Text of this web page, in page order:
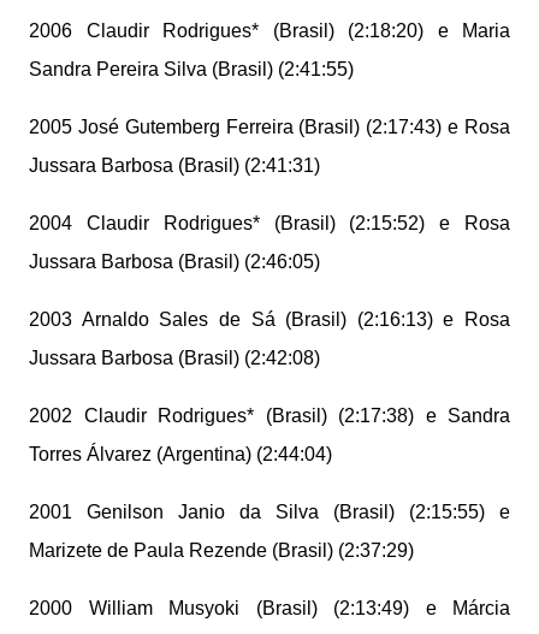
2006 Claudir Rodrigues* (Brasil) (2:18:20) e Maria
Sandra Pereira Silva (Brasil) (2:41:55)
2005 José Gutemberg Ferreira (Brasil) (2:17:43) e Rosa
Jussara Barbosa (Brasil) (2:41:31)
2004 Claudir Rodrigues* (Brasil) (2:15:52) e Rosa
Jussara Barbosa (Brasil) (2:46:05)
2003 Arnaldo Sales de Sá (Brasil) (2:16:13) e Rosa
Jussara Barbosa (Brasil) (2:42:08)
2002 Claudir Rodrigues* (Brasil) (2:17:38) e Sandra
Torres Álvarez (Argentina) (2:44:04)
2001 Genilson Janio da Silva (Brasil) (2:15:55) e
Marizete de Paula Rezende (Brasil) (2:37:29)
2000 William Musyoki (Brasil) (2:13:49) e Márcia